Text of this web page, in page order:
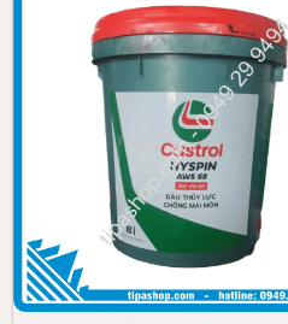
1.781.000đ
Thêm vào giỏ